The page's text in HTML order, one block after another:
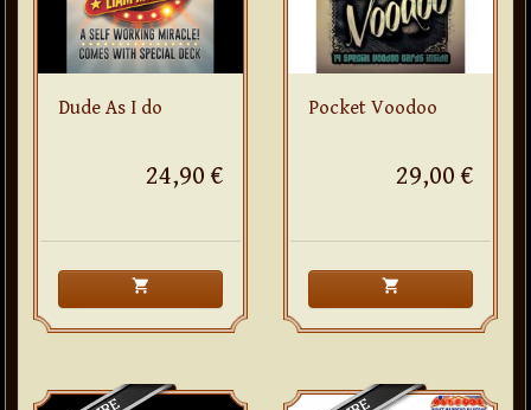
Dude As I do
24,90 €
shopping_cart
Pocket Voodoo
29,00 €
shopping_cart